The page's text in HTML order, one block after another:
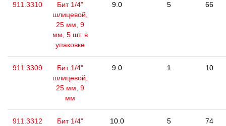
911.3310
Бит 1/4"
шлицевой,
25 мм, 9
мм, 5 шт. в
упаковке
9.0 5 66
911.3309
Бит 1/4"
шлицевой,
25 мм, 9
мм
9.0 1 10
911.3312
Бит 1/4"
10.0 5 74